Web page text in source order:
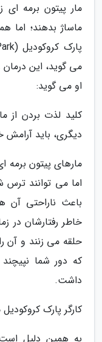
ماساژ بدهند؛ اما
می گوید، این
او می گوید:
کلید لذت بردن از
دیگری، باید آرامش
مارهای پیتون برمه
اما می توانند
باعث ناراحتی آن
خاطر رفتارشان در
حلقه می زنند و آن
که دور شما
داشت.
کارگر پارک
به همین دلیل